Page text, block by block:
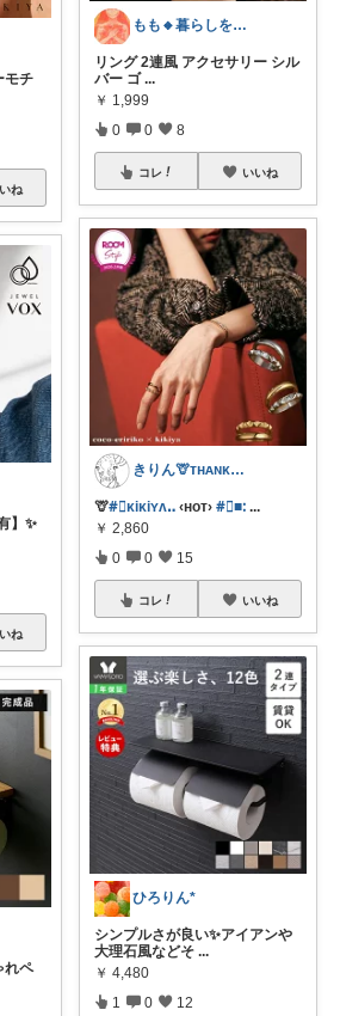
モチ
ね
】✨
ね
れペ
もも🔸暮らしを充実させるものたち🔸
リング 2連風 アクセサリー シル
バー ゴ ...
￥ 1,999
0 0 8
コレ いいね
きりん🦒ᴛʜᴀɴᴋs ᴀʟᴡᴀʏs.
🦒#⃞ᴋiᴋiʏᴧꓺ ‹ʜᴏᴛ› #⃞■ᱺ ...
￥ 2,860
0 0 15
コレ いいね
ひろりん*
シンプルさが良い✨アイアンや
大理石風などそ ...
￥ 4,480
1 0 12